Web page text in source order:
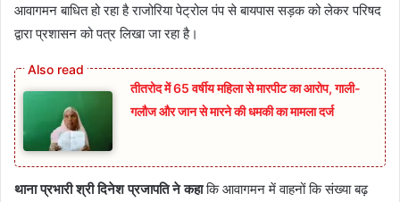
आवागमन बाधित हो रहा है राजोरिया पेट्रोल पंप से बायपास सड़क को लेकर परिषद
द्वारा प्रशासन को पत्र लिखा जा रहा है।
तीतरोद में 65 वर्षीय महिला से मारपीट का आरोप, गाली-
गलौज और जान से मारने की धमकी का मामला दर्ज
थाना प्रभारी श्री दिनेश प्रजापति ने कहाकि आवागमन में वाहनों कि संख्या बढ़